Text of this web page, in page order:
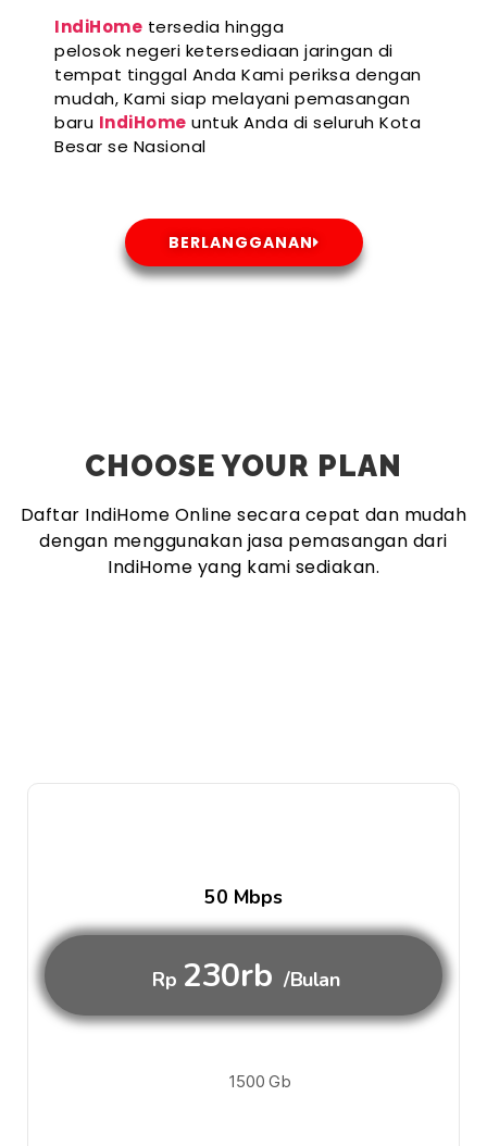
IndiHome tersedia hingga
pelosok negeri ketersediaan jaringan di
tempat tinggal Anda Kami periksa dengan
mudah, Kami siap melayani pemasangan
baru IndiHome untuk Anda di seluruh Kota
Besar se Nasional
BERLANGGANAN
CHOOSE YOUR PLAN
Daftar IndiHome Online secara cepat dan mudah
dengan menggunakan jasa pemasangan dari
IndiHome yang kami sediakan.
50 Mbps
Rp 230rb /Bulan
1500 Gb